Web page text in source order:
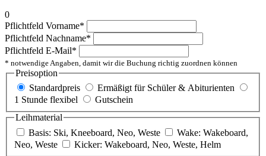
0
Pflichtfeld Vorname*
Pflichtfeld Nachname*
Pflichtfeld E-Mail*
* notwendige Angaben, damit wir die Buchung richtig zuordnen können
Preisoption
Standardpreis
Ermäßigt für Schüler & Abiturienten
1 Stunde flexibel
Gutschein
Leihmaterial
Basis: Ski, Kneeboard, Neo, Weste
Wake: Wakeboard,
Neo, Weste
Kicker: Wakeboard, Neo, Weste, Helm